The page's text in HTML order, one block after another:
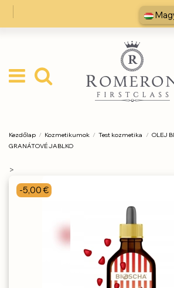
Kezdőlap Kozmetikumok Test kozmetika
OLEJ
GRANÁTOVÉ JABLKO
>
-5,00 €